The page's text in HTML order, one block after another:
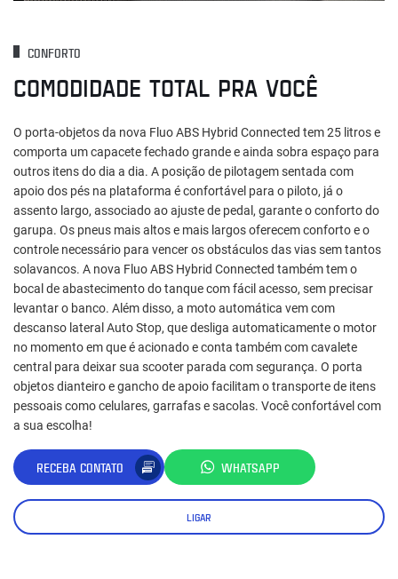
CONFORTO
COMODIDADE TOTAL PRA VOCÊ
O porta-objetos da nova Fluo ABS Hybrid Connected tem 25 litros e
comporta um capacete fechado grande e ainda sobra espaço para
outros itens do dia a dia. A posição de pilotagem sentada com
apoio dos pés na plataforma é confortável para o piloto, já o
assento largo, associado ao ajuste de pedal, garante o conforto do
garupa. Os pneus mais altos e mais largos oferecem conforto e o
controle necessário para vencer os obstáculos das vias sem tantos
solavancos. A nova Fluo ABS Hybrid Connected também tem o
bocal de abastecimento do tanque com fácil acesso, sem precisar
levantar o banco. Além disso, a moto automática vem com
descanso lateral Auto Stop, que desliga automaticamente o motor
no momento em que é acionado e conta também com cavalete
central para deixar sua scooter parada com segurança. O porta
objetos dianteiro e gancho de apoio facilitam o transporte de itens
pessoais como celulares, garrafas e sacolas. Você confortável com
a sua escolha!
RECEBA CONTATO WHATSAPP
LIGAR